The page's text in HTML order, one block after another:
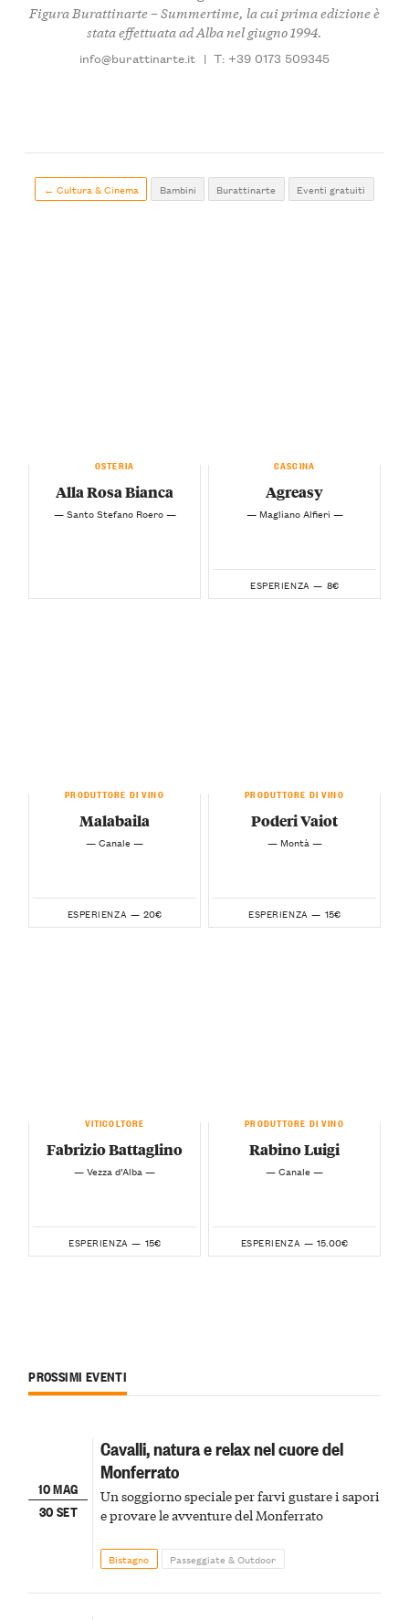
FiguraBurattinarte – Summertime, la cui prima edizione è
stata effettuata ad Alba nel giugno 1994.
info@burattinarte.it | T: +39 0173 509345
← Cultura & Cinema Bambini Burattinarte Eventi gratuiti
OSTERIA
Alla Rosa Bianca
— Santo Stefano Roero —
CASCINA
Agreasy
— Magliano Alfieri —
ESPERIENZA — 8€
PRODUTTORE DI VINO
Malabaila
— Canale —
ESPERIENZA — 20€
PRODUTTORE DI VINO
Poderi Vaiot
— Montà —
ESPERIENZA — 15€
VITICOLTORE
Fabrizio Battaglino
— Vezza d’Alba —
ESPERIENZA — 15€
PRODUTTORE DI VINO
Rabino Luigi
— Canale —
ESPERIENZA — 15.00€
PROSSIMI EVENTI
10 MAG
30 SET
Cavalli, natura e relax nel cuore del
Monferrato
Un soggiorno speciale per farvi gustare i sapori
e provare le avventure del Monferrato
Bistagno Passeggiate & Outdoor